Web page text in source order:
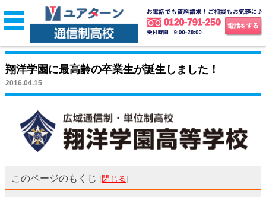
翔洋学園に最高齢の卒業生が誕生しました！
2016.04.15
このページのもくじ [閉じる]